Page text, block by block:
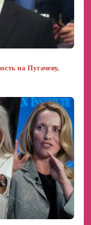
на Пугачеву,